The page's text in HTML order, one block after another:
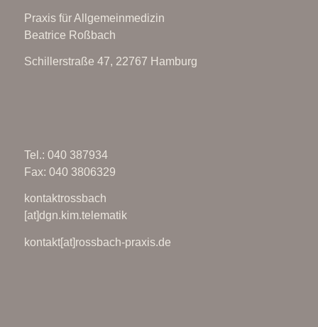
Praxis für Allgemeinmedizin
Beatrice Roßbach
Schillerstraße 47, 22767 Hamburg
Tel.: 040 387934
Fax: 040 3806329
kontaktrossbach
[at]dgn.kim.telematik
kontakt[at]rossbach-praxis.de